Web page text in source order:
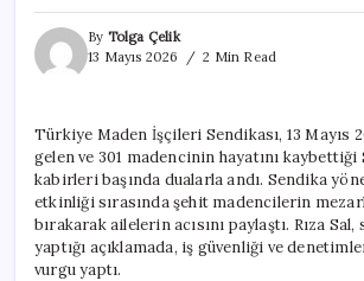
By Tolga Çelik
13 Mayıs 2026
2 Min Read
Türkiye Maden İşçileri Sendikası, 13 Mayıs
gelen ve 301 madencinin hayatını kaybettiği
kabirleri başında dualarla andı. Sendika
etkinliği sırasında şehit madencilerin
bırakarak ailelerin acısını paylaştı. Rıza Sal,
yaptığı açıklamada, iş güvenliği ve
vurgu yaptı.